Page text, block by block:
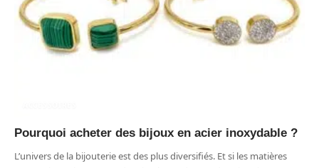
Pourquoi acheter des bijoux en acier inoxydable ?
L’univers de la bijouterie est des plus diversifiés. Et si les matières